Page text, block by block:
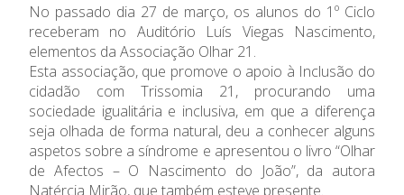
Instalações
Ofertas de emprego
Regulamentos
Jornal “O Coreto”
Privacidade
Oferta Formativa
Atividades de Interrupção
Letiva
Academia de LínguasEnsino Profissional
Curso de Técnico/a de Apoio
à Família e à Comunidade
Ofertas de Emprego
Ano Letivo
SIGE
Secretariado de Exames
Admissão
No passado dia 27 de março, os alunos do 1º Ciclo
receberam no Auditório Luís Viegas Nascimento,
elementos da Associação Olhar 21.
Esta associação, que promove o apoio à Inclusão do
cidadão com Trissomia 21, procurando uma
sociedade igualitária e inclusiva, em que a diferença
seja olhada de forma natural, deu a conhecer alguns
aspetos sobre a síndrome e apresentou o livro “Olhar
de Afectos – O Nascimento do João”, da autora
Natércia Mirão, que também esteve presente.